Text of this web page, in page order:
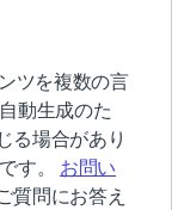
ツを複数の言
動生成のた
る場合があり
す。 お問い
質問にお答え